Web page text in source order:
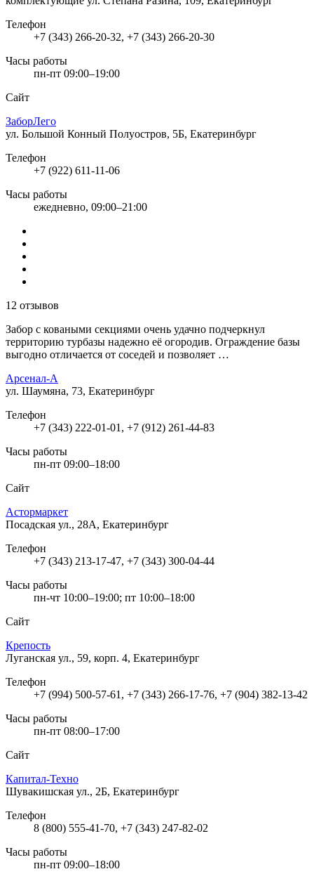
Телефон
+7 (343) 266-20-32, +7 (343) 266-20-30
Часы работы
пн-пт 09:00–19:00
Сайт
ЗаборЛего
ул. Большой Конный Полуостров, 5Б, Екатеринбург
Телефон
+7 (922) 611-11-06
Часы работы
ежедневно, 09:00–21:00
12 отзывов
Забор с коваными секциями очень удачно подчеркнул
территорию турбазы надежно её огородив. Ограждение базы
выгодно отличается от соседей и позволяет …
Арсенал-А
ул. Шаумяна, 73, Екатеринбург
Телефон
+7 (343) 222-01-01, +7 (912) 261-44-83
Часы работы
пн-пт 09:00–18:00
Сайт
Астормаркет
Посадская ул., 28А, Екатеринбург
Телефон
+7 (343) 213-17-47, +7 (343) 300-04-44
Часы работы
пн-чт 10:00–19:00; пт 10:00–18:00
Сайт
Крепость
Луганская ул., 59, корп. 4, Екатеринбург
Телефон
+7 (994) 500-57-61, +7 (343) 266-17-76, +7 (904) 382-13-42
Часы работы
пн-пт 08:00–17:00
Сайт
Капитал-Техно
Шувакишская ул., 2Б, Екатеринбург
Телефон
8 (800) 555-41-70, +7 (343) 247-82-02
Часы работы
пн-пт 09:00–18:00